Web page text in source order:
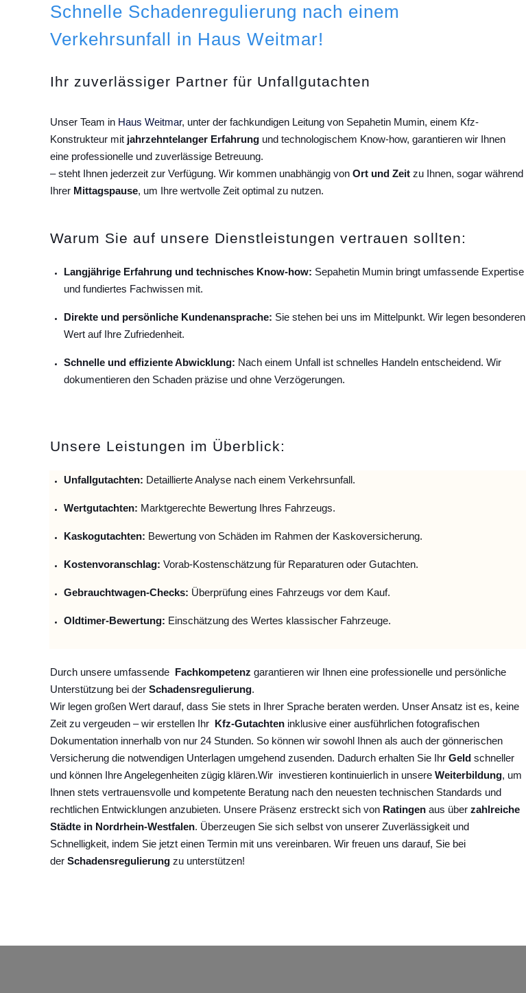
Schnelle Schadenregulierung nach einem
Verkehrsunfall in Haus Weitmar!
Ihr zuverlässiger Partner für Unfallgutachten
Unser Team in Haus Weitmar, unter der fachkundigen Leitung von Sepahetin Mumin, einem Kfz-
Konstrukteur mit jahrzehntelanger Erfahrung und technologischem Know-how, garantieren wir Ihnen
eine professionelle und zuverlässige Betreuung.
– steht Ihnen jederzeit zur Verfügung. Wir kommen unabhängig von Ort und Zeit zu Ihnen, sogar während
Ihrer Mittagspause, um Ihre wertvolle Zeit optimal zu nutzen.
Warum Sie auf unsere Dienstleistungen vertrauen sollten:
Langjährige Erfahrung und technisches Know-how: Sepahetin Mumin bringt umfassende Expertise
und fundiertes Fachwissen mit.
Direkte und persönliche Kundenansprache: Sie stehen bei uns im Mittelpunkt. Wir legen besonderen
Wert auf Ihre Zufriedenheit.
Schnelle und effiziente Abwicklung: Nach einem Unfall ist schnelles Handeln entscheidend. Wir
dokumentieren den Schaden präzise und ohne Verzögerungen.
Unsere Leistungen im Überblick:
Unfallgutachten: Detaillierte Analyse nach einem Verkehrsunfall.
Wertgutachten: Marktgerechte Bewertung Ihres Fahrzeugs.
Kaskogutachten: Bewertung von Schäden im Rahmen der Kaskoversicherung.
Kostenvoranschlag: Vorab-Kostenschätzung für Reparaturen oder Gutachten.
Gebrauchtwagen-Checks: Überprüfung eines Fahrzeugs vor dem Kauf.
Oldtimer-Bewertung: Einschätzung des Wertes klassischer Fahrzeuge.
Durch unsere umfassende Fachkompetenz garantieren wir Ihnen eine professionelle und persönliche
Unterstützung bei der Schadensregulierung.
Wir legen großen Wert darauf, dass Sie stets in Ihrer Sprache beraten werden. Unser Ansatz ist es, keine
Zeit zu vergeuden – wir erstellen Ihr
Kfz-Gutachten inklusive einer ausführlichen fotografischen
Dokumentation innerhalb von nur 24 Stunden. So können wir sowohl Ihnen als auch der gönnerischen
Versicherung die notwendigen Unterlagen umgehend zusenden. Dadurch erhalten Sie Ihr Geld schneller
und können Ihre Angelegenheiten zügig klären.Wir investieren kontinuierlich in unsere Weiterbildung, um
Ihnen stets vertrauensvolle und kompetente Beratung nach den neuesten technischen Standards und
rechtlichen Entwicklungen anzubieten. Unsere Präsenz erstreckt sich von Ratingen aus über zahlreiche
Städte in Nordrhein-Westfalen. Überzeugen Sie sich selbst von unserer Zuverlässigkeit und
Schnelligkeit, indem Sie jetzt einen Termin mit uns vereinbaren. Wir freuen uns darauf, Sie bei
der Schadensregulierung zu unterstützen!